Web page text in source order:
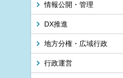
情報公開・管理
DX推進
地方分権・広域行政
行政運営